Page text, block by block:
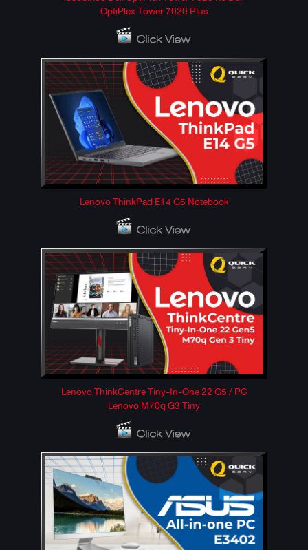
OptiPlex Tower 7020 Plus
Lenovo ThinkPad E14 G5 Notebook
Lenovo ThinkCentre Tiny-In-One 22 G5 / PC
Lenovo M70q G3 Tiny